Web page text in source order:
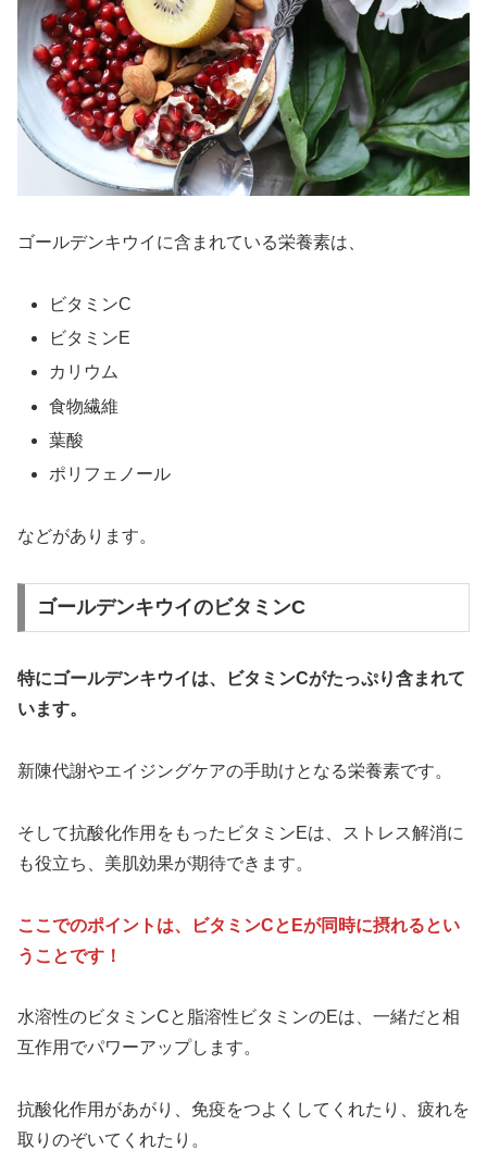
ゴールデンキウイに含まれている栄養素は、
ビタミンC
ビタミンE
カリウム
食物繊維
葉酸
ポリフェノール
などがあります。
ゴールデンキウイのビタミンC
特にゴールデンキウイは、ビタミンCがたっぷり含まれて
います。
新陳代謝やエイジングケアの手助けとなる栄養素です。
そして抗酸化作用をもったビタミンEは、ストレス解消に
も役立ち、美肌効果が期待できます。
ここでのポイントは、ビタミンCとEが同時に摂れるとい
うことです！
水溶性のビタミンCと脂溶性ビタミンのEは、一緒だと相
互作用でパワーアップします。
抗酸化作用があがり、免疫をつよくしてくれたり、疲れを
取りのぞいてくれたり。